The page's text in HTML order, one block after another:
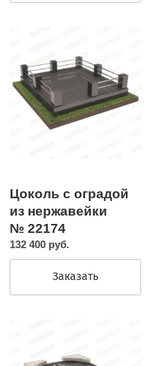
Цоколь с оградой
из нержавейки
№ 22174
132 400 руб.
Заказать